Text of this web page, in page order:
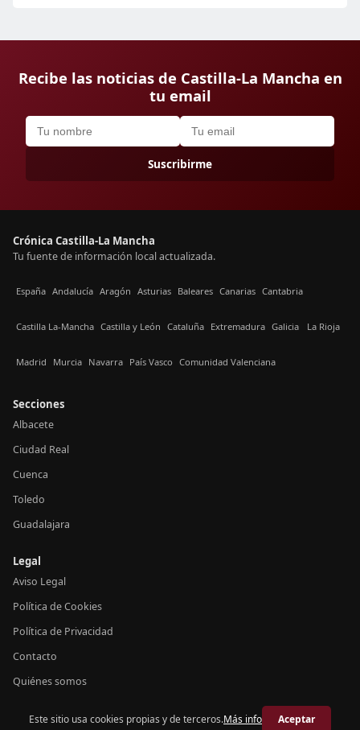
Recibe las noticias de Castilla-La Mancha en
tu email
Suscribirme
Crónica Castilla-La Mancha
Tu fuente de información local actualizada.
España Andalucía Aragón Asturias Baleares Canarias Cantabria
Castilla La-Mancha Castilla y León Cataluña Extremadura Galicia La Rioja
Madrid Murcia Navarra País Vasco Comunidad Valenciana
Secciones
Albacete
Ciudad Real
Cuenca
Toledo
Guadalajara
Legal
Aviso Legal
Política de Cookies
Política de Privacidad
Contacto
Quiénes somos
© 2026 Crónica Castilla-La Mancha
Este sitio usa cookies propias y de terceros.Más info Aceptar